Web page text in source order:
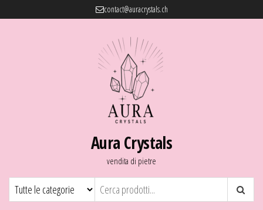
contact@auracrystals.ch
Aura Crystals
vendita di pietre